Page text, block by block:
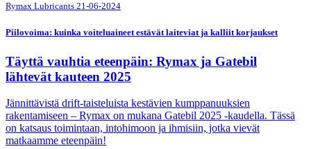
Rymax Lubricants 21-06-2024
Piilovoima: kuinka voiteluaineet estävät laiteviat ja kalliit korjaukset
Täyttä vauhtia eteenpäin: Rymax ja Gatebil
lähtevät kauteen 2025
Jännittävistä drift-taisteluista kestävien kumppanuuksien
rakentamiseen – Rymax on mukana Gatebil 2025 -kaudella. Tässä
on katsaus toimintaan, intohimoon ja ihmisiin, jotka vievät
matkaamme eteenpäin!